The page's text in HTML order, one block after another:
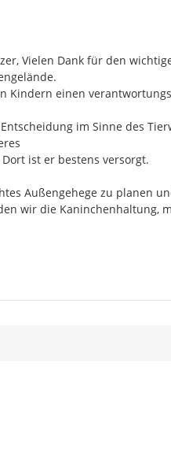
Vielen Dank für den
Kindern einen
im Sinne des
ist er bestens versorgt.
Außengehege zu planen
wir die Kaninchenhaltung,